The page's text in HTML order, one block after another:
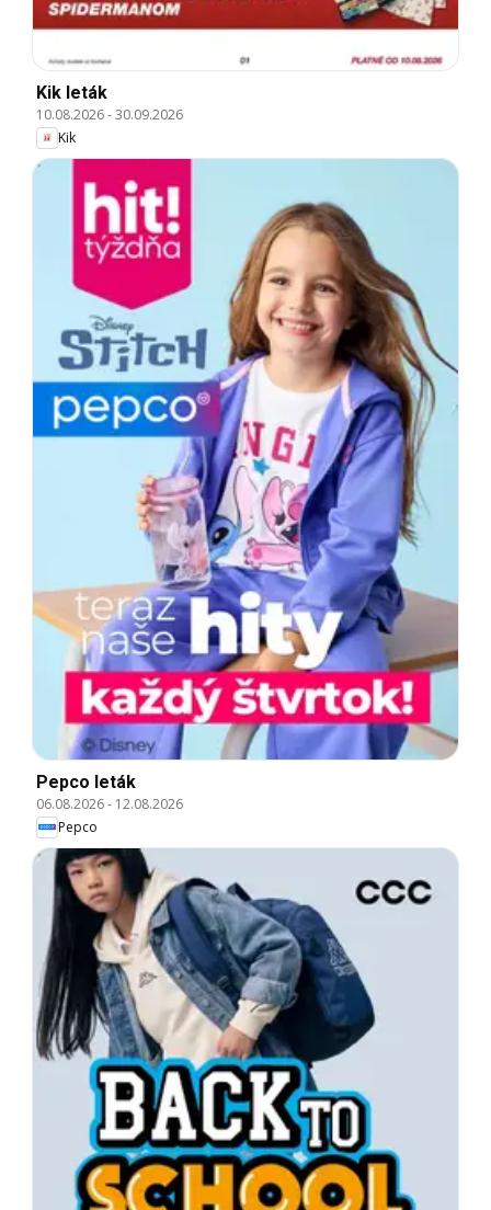
Kik leták
10.08.2026-30.09.2026
Kik
Pepco leták
06.08.2026- 12.08.2026
Pepco